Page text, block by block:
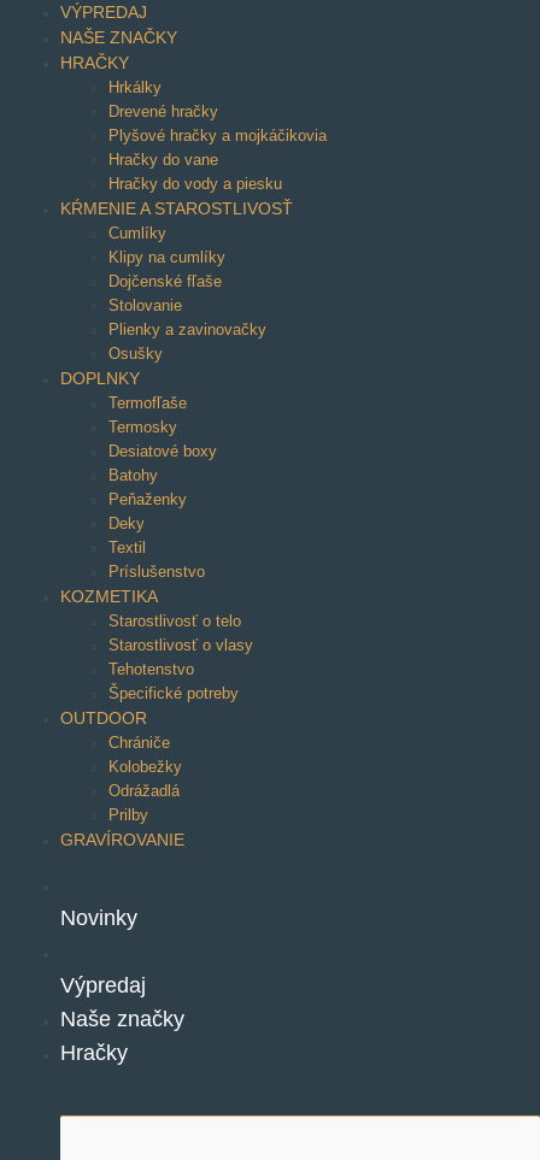
VÝPREDAJ
NAŠE ZNAČKY
HRAČKY
Hrkálky
Drevené hračky
Plyšové hračky a mojkáčikovia
Hračky do vane
Hračky do vody a piesku
KŔMENIE A STAROSTLIVOSŤ
Cumlíky
Klipy na cumlíky
Dojčenské fľaše
Stolovanie
Plienky a zavinovačky
Osušky
DOPLNKY
Termofľaše
Termosky
Desiatové boxy
Batohy
Peňaženky
Deky
Textil
Príslušenstvo
KOZMETIKA
Starostlivosť o telo
Starostlivosť o vlasy
Tehotenstvo
Špecifické potreby
OUTDOOR
Chrániče
Kolobežky
Odrážadlá
Prilby
GRAVÍROVANIE
Novinky
Výpredaj
Naše značky
Hračky